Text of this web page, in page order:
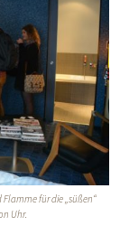
für die „süßen“
Uhr.